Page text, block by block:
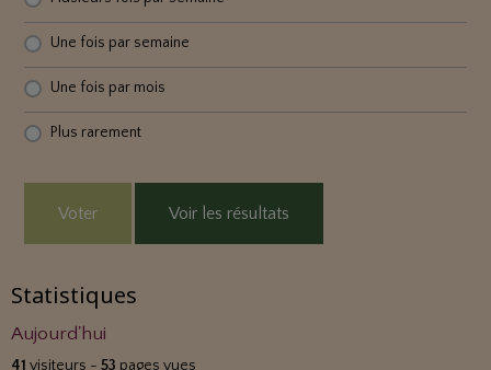
Une fois par semaine
Une fois par mois
Plus rarement
Voter Voir les résultats
Statistiques
Aujourd'hui
41 visiteurs - 53 pages vues